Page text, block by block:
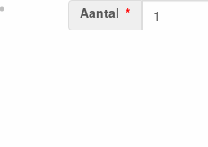
Aantal